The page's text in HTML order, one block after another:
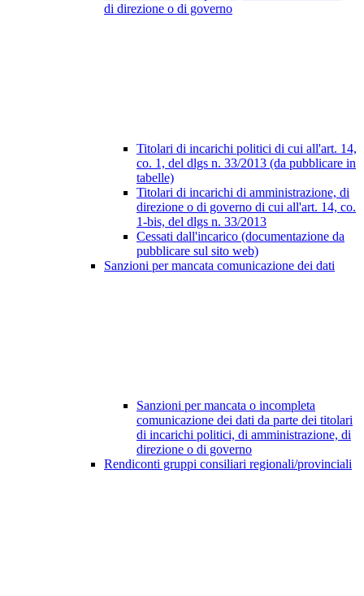
di direzione o di governo
Titolari di incarichi politici di cui all'art. 14,
co. 1, del dlgs n. 33/2013 (da pubblicare in
tabelle)
Titolari di incarichi di amministrazione, di
direzione o di governo di cui all'art. 14, co.
1-bis, del dlgs n. 33/2013
Cessati dall'incarico (documentazione da
pubblicare sul sito web)
Sanzioni per mancata comunicazione dei dati
Sanzioni per mancata o incompleta
comunicazione dei dati da parte dei titolari
di incarichi politici, di amministrazione, di
direzione o di governo
Rendiconti gruppi consiliari regionali/provinciali